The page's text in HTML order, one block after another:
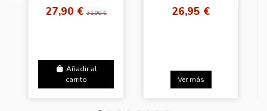
27,90 €31,00 €
Añadir al
carrito
26,95 €
Ver más